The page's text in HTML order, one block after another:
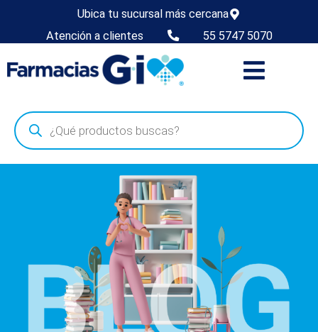
Ubica tu sucursal más cercana
Atención a clientes
55 5747 5070